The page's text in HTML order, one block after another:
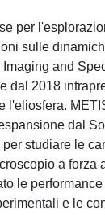
per
sulle
and
dal 2018
l'eliosfera.
dal
studiare le
a forza
le
e le